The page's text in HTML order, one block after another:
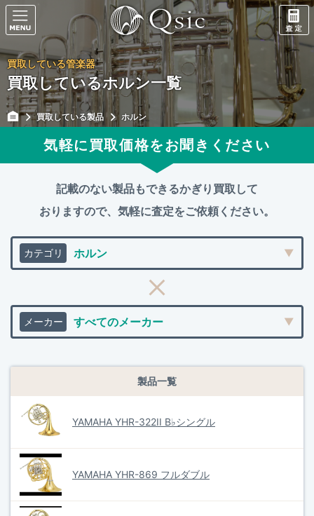
買取している管楽器
買取しているホルン一覧
買取している製品 ホルン
気軽に買取価格をお聞きください
記載のない製品もできるかぎり買取して
おりますので、 気軽に査定をご依頼ください。
製品一覧
YAMAHA YHR-322II B♭シングル
YAMAHA YHR-869 フルダブル